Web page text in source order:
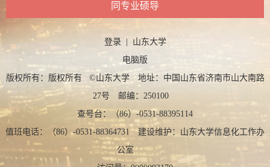
同专业硕导
登录| 山东大学
电脑版
版权所有：版权所有 ©山东大学 地址：中国山东省济南市山大南路
27号 邮编：250100
查号台：（86）-0531-88395114
值班电话：（86）-0531-88364731 建设维护：山东大学信息化工作办
公室